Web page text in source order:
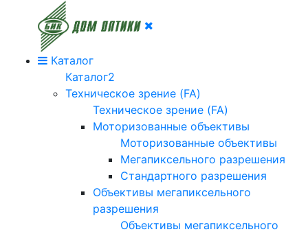
Каталог
Каталог2
Техническое зрение (FA)
Техническое зрение (FA)
Моторизованные объективы
Моторизованные объективы
Мегапиксельного разрешения
Стандартного разрешения
Объективы мегапиксельного
разрешения
Объективы мегапиксельного